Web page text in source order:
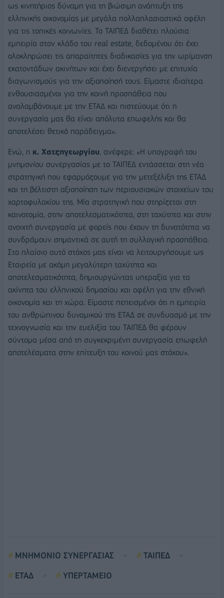
ως κινητήριος δύναμη για τη βιώσιμη ανάπτυξη της
ελληνικής οικονομίας με μεγάλα πολλαπλασιαστικά οφέλη
για τις τοπικές κοινωνίες. Το ΤΑΙΠΕΔ διαθέτει πλούσια
εμπειρία στον κλάδο του real estate, δεδομένου ότι έχει
ολοκληρώσει τις απαραίτητες διαδικασίες για την ωρίμανση
εκατοντάδων ακινήτων και έχει διενεργήσει με επιτυχία
διαγωνισμούς για την αξιοποίησή τους. Είμαστε ιδιαίτερα
ενθουσιασμένοι για την κοινή προσπάθεια που
αναλαμβάνουμε με την ΕΤΑΔ και πιστεύουμε ότι η
συνεργασία μας θα είναι απόλυτα επωφελής και θα
αποτελέσει θετικό παράδειγμα».
Ενώ, η κ. Χατζηγεωργίου, ανέφερε: «Η υπογραφή του
μνημονίου συνεργασίας με το ΤΑΙΠΕΔ εντάσσεται στη νέα
στρατηγική που εφαρμόζουμε για την μετεξέλιξη της ΕΤΑΔ
και τη βέλτιστη αξιοποίηση των περιουσιακών στοιχείων του
χαρτοφυλακίου της. Μία στρατηγική που στηρίζεται στη
καινοτομία, στην αποτελεσματικότητα, στη ταχύτητα και στην
ανοιχτή συνεργασία με φορείς που έχουν τη δυνατότητα να
συνδράμουν σημαντικά σε αυτή τη συλλογική προσπάθεια.
Στο πλαίσιο αυτό στόχος μας είναι να λειτουργήσουμε ως
Εταιρεία με ακόμη μεγαλύτερη ταχύτητα και
αποτελεσματικότητα, δημιουργώντας υπεραξία για τα
ακίνητα του ελληνικού δημοσίου και οφέλη για την εθνική
οικονομία και τη χώρα. Είμαστε πεπεισμένοι ότι η εμπειρία
του ανθρώπινου δυναμικού της ΕΤΑΔ σε συνδυασμό με την
τεχνογνωσία και την ευελιξία του ΤΑΙΠΕΔ θα φέρουν
σύντομα μέσα από τη συγκεκριμένη συνεργασία επωφελή
αποτελέσματα στην επίτευξη του κοινού μας στόχου».
ΜΝΗΜΟΝΙΟ ΣΥΝΕΡΓΑΣΙΑΣ
ΤΑΙΠΕΔ
ΕΤΑΔ
ΥΠΕΡΤΑΜΕΙΟ